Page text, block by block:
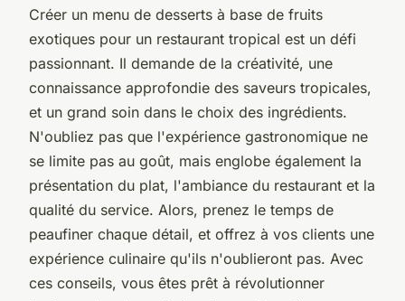
Créer un menu de desserts à base de fruits
exotiques pour un restaurant tropical est un défi
passionnant. Il demande de la créativité, une
connaissance approfondie des saveurs tropicales,
et un grand soin dans le choix des ingrédients.
N'oubliez pas que l'expérience gastronomique ne
se limite pas au goût, mais englobe également la
présentation du plat, l'ambiance du restaurant et la
qualité du service. Alors, prenez le temps de
peaufiner chaque détail, et offrez à vos clients une
expérience culinaire qu'ils n'oublieront pas. Avec
ces conseils, vous êtes prêt à révolutionner